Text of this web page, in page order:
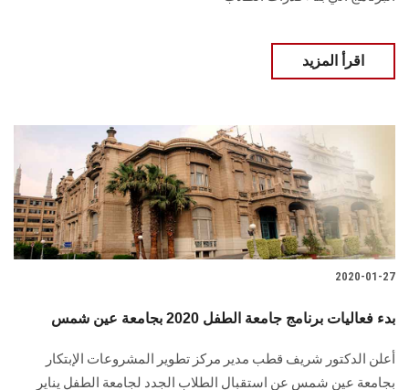
اقرأ المزيد
2020-01-27
بدء فعاليات برنامج جامعة الطفل 2020 بجامعة عين شمس
أعلن الدكتور شريف قطب مدير مركز تطوير المشروعات الإبتكار
بجامعة عين شمس عن استقبال الطلاب الجدد لجامعة الطفل يناير